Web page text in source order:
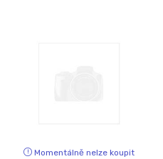
Momentálně nelze koupit